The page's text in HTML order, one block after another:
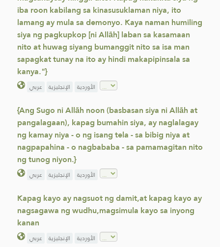
iba roon kabilang sa kinasusuklaman niya, ito
lamang ay mula sa demonyo. Kaya naman humiling
siya ng pagkupkop [ni Allāh] laban sa kasamaan
nito at huwag siyang bumanggit nito sa isa man
sapagkat tunay na ito ay hindi makapipinsala sa
kanya."}
عربي الإنجليزية الأوردية
{Ang Sugo ni Allāh noon (basbasan siya ni Allāh at
pangalagaan), kapag bumahin siya, ay naglalagay
ng kamay niya - o ng isang tela - sa bibig niya at
nagpapahina - o nagbababa - sa pamamagitan nito
ng tunog niyon.}
عربي الإنجليزية الأوردية
Kapag kayo ay nagsuot ng damit,at kapag kayo ay
nagsagawa ng wudhu,magsimula kayo sa inyong
kanan
عربي الإنجليزية الأوردية